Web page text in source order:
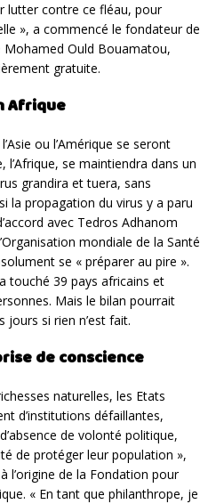
lutter contre ce fléau, pour
», a commencé le fondateur de
Ould Bouamatou,
gratuite.
Afrique
ou l’Amérique se seront
se maintiendra dans un
grandira et tuera, sans
la propagation du virus y a paru
avec Tedros Adhanom
mondiale de la Santé
se « préparer au pire ».
touché 39 pays africains et
Mais le bilan pourrait
jours si rien n’est fait.
de conscience
naturelles, les Etats
d’institutions défaillantes,
de volonté politique,
de protéger leur population »,
l’origine de la Fondation pour
« En tant que philanthrope, je